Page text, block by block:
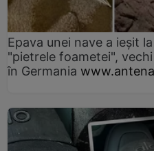
Epava unei nave a ieșit
"pietrele foametei",
în Germania